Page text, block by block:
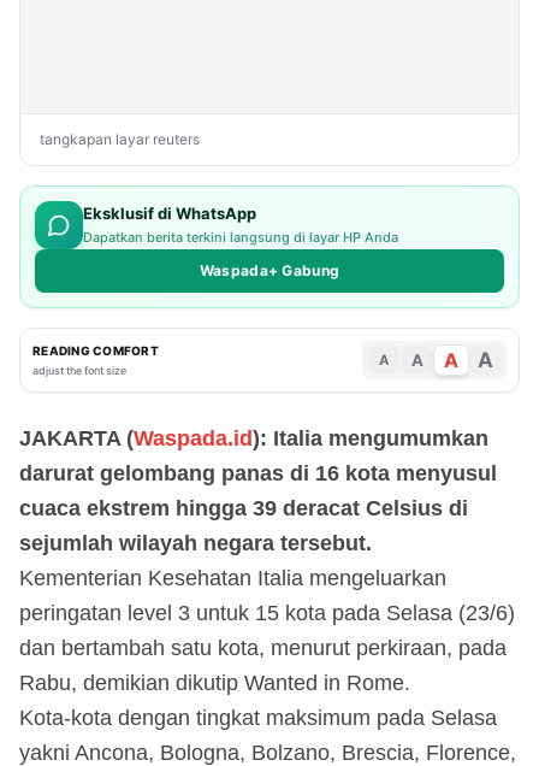
tangkapan layar reuters
Eksklusif di WhatsApp
Dapatkan berita terkini langsung di layar HP Anda
Waspada+ Gabung
READING COMFORT
adjust the font size
A A A A
JAKARTA (Waspada.id): Italia mengumumkan
darurat gelombang panas di 16 kota menyusul
cuaca ekstrem hingga 39 deracat Celsius di
sejumlah wilayah negara tersebut.
Kementerian Kesehatan Italia mengeluarkan
peringatan level 3 untuk 15 kota pada Selasa (23/6)
dan bertambah satu kota, menurut perkiraan, pada
Rabu, demikian dikutip Wanted in Rome.
Kota-kota dengan tingkat maksimum pada Selasa
yakni Ancona, Bologna, Bolzano, Brescia, Florence,